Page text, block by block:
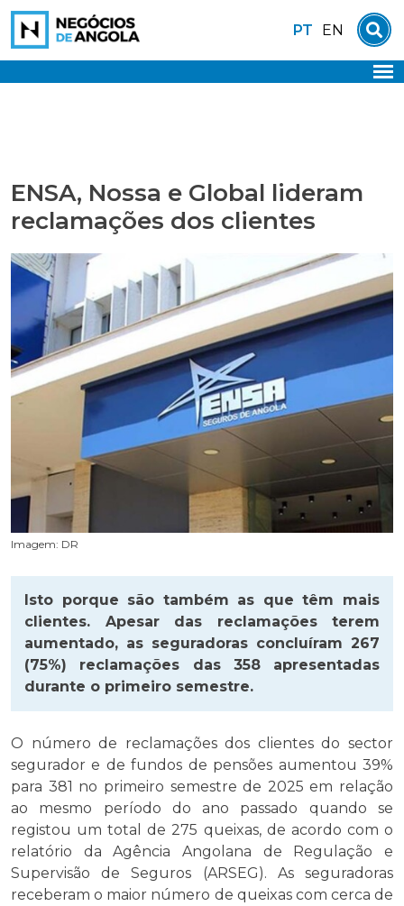
Skip
content
PT EN
ENSA, Nossa e Global lideram
reclamações dos clientes
Imagem: DR
Isto porque são também as que têm mais
clientes. Apesar das reclamações terem
aumentado, as seguradoras concluíram 267
(75%) reclamações das 358 apresentadas
durante o primeiro semestre.
O número de reclamações dos clientes do sector
segurador e de fundos de pensões aumentou 39%
para 381 no primeiro semestre de 2025 em relação
ao mesmo período do ano passado quando se
registou um total de 275 queixas, de acordo com o
relatório da Agência Angolana de Regulação e
Supervisão de Seguros (ARSEG). As seguradoras
receberam o maior número de queixas com cerca de